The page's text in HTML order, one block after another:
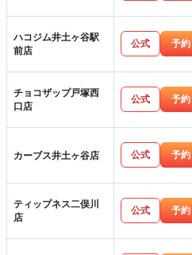
ハコジム井土ヶ谷駅
前店
公式 予約
チョコザップ戸塚西
口店
公式 予約
カーブス井土ヶ谷店 公式 予約
ティップネス二俣川
店
公式 予約